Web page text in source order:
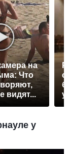
на
Что
видят...
у